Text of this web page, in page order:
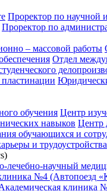
Проректор по научной
Проректор по
– массовой работы
Отдел
обучения Центр
навыков Центр
обучающихся и
и трудоустройства
лечебно-научный
№4 (Автопоезд
клиника